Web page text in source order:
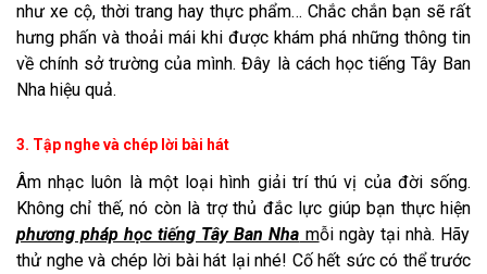
như xe cộ, thời trang hay thực phẩm… Chắc chắn bạn sẽ rất
hưng phấn và thoải mái khi được khám phá những thông tin
về chính sở trường của mình. Đây là cách học tiếng Tây Ban
Nha hiệu quả.
3. Tập nghe và chép lời bài hát
Âm nhạc luôn là một loại hình giải trí thú vị của đời sống.
Không chỉ thế, nó còn là trợ thủ đắc lực giúp bạn thực hiện
phương pháp học tiếng Tây Ban Nha mỗi ngày tại nhà. Hãy
thử nghe và chép lời bài hát lại nhé! Cố hết sức có thể trước